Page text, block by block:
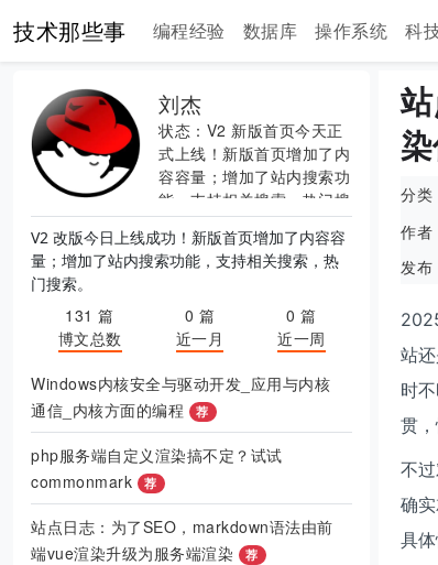
技术那些事 编程经验 数据库 操作系统 科
刘杰
状态：V2 新版首页今天正
式上线！新版首页增加了内
容容量；增加了站内搜索功
能，支持相关搜索，热门搜
索。
V2 改版今日上线成功！新版首页增加了内容容
量；增加了站内搜索功能，支持相关搜索，热
门搜索。
131 篇
博文总数
0 篇
近一月
0 篇
近一周
Windows内核安全与驱动开发_应用与内核
通信_内核方面的编程
荐
php服务端自定义渲染搞不定？试试
commonmark
荐
站点日志：为了SEO，markdown语法由前
端vue渲染升级为服务端渲染
荐
分类
作者
发
站
时
贯
不
确
具体